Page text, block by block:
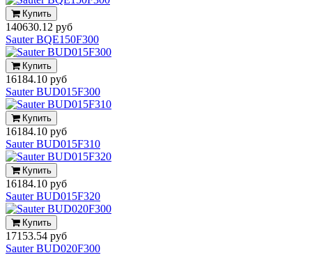
Купить
140630.12 руб
Sauter BQE150F300
Купить
16184.10 руб
Sauter BUD015F300
Купить
16184.10 руб
Sauter BUD015F310
Купить
16184.10 руб
Sauter BUD015F320
Купить
17153.54 руб
Sauter BUD020F300